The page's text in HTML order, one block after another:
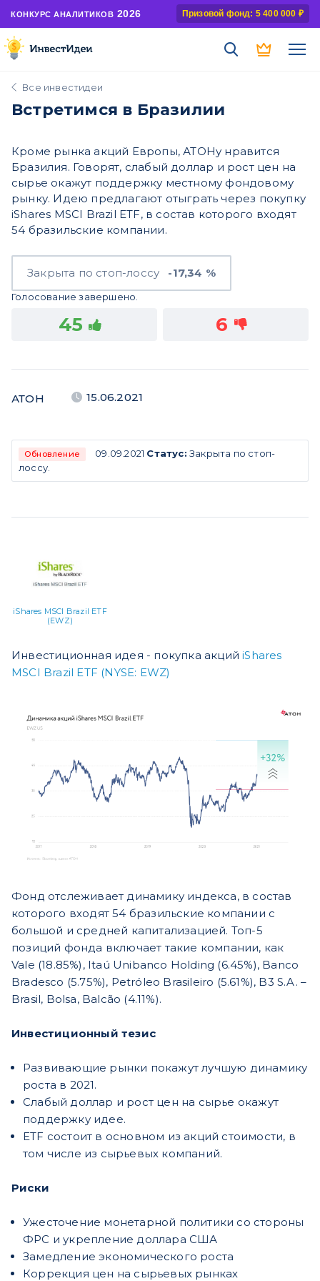
КОНКУРС АНАЛИТИКОВ 2026 Призовой фонд: 5 400 000 ₽
Все инвестидеи
Встретимся в Бразилии
Кроме рынка акций Европы, АТОНу нравится
Бразилия. Говорят, слабый доллар и рост цен на
сырье окажут поддержку местному фондовому
рынку. Идею предлагают отыграть через покупку
iShares MSCI Brazil ETF, в состав которого входят
54 бразильские компании.
Закрыта по стоп-лоссу -17,34 %
Голосование завершено.
45 6
АТОН 15.06.2021
Обновление 09.09.2021 Статус: Закрыта по стоп-
лоссу.
iShares MSCI Brazil ETF
(EWZ)
Инвестиционная идея - покупка акцийiShares
MSCI Brazil ETF (NYSE: EWZ)
Фонд отслеживает динамику индекса, в состав
которого входят 54 бразильские компании с
большой и средней капитализацией. Топ-5
позиций фонда включает такие компании, как
Vale (18.85%), Itaú Unibanco Holding (6.45%), Banco
Bradesco (5.75%), Petróleo Brasileiro (5.61%), B3 S.A. –
Brasil, Bolsa, Balcão (4.11%).
Инвестиционный тезис
Развивающие рынки покажут лучшую динамику
роста в 2021.
Слабый доллар и рост цен на сырье окажут
поддержку идее.
ETF состоит в основном из акций стоимости, в
том числе из сырьевых компаний.
Риски
Ужесточение монетарной политики со стороны
ФРС и укрепление доллара США
Замедление экономического роста
Коррекция цен на сырьевых рынках